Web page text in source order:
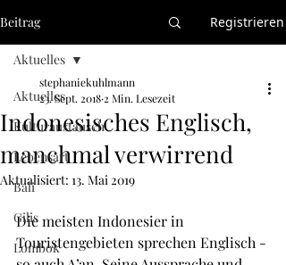
Beitrag Registrieren
Aktuelles
Kulturaustausch
Lebensart
Bali
Gilis
Lombok
Aktuelles
Indonesisches Englisch,
manchmal verwirrend
stephaniekuhlmann
23. Sept. 2018 2 Min. Lesezeit
Aktualisiert: 13. Mai 2019
Die meisten Indonesier in
Touristengebieten sprechen Englisch -